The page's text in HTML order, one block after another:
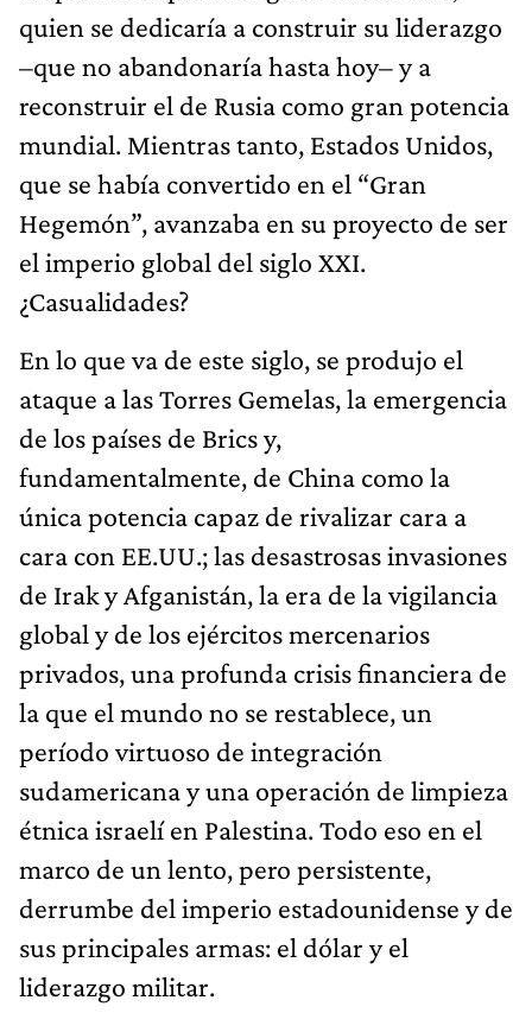
quien se dedicaría a construir su liderazgo
–que no abandonaría hasta hoy– y a
reconstruir el de Rusia como gran potencia
mundial. Mientras tanto, Estados Unidos,
que se había convertido en el “Gran
Hegemón”, avanzaba en su proyecto de ser
el imperio global del siglo XXI.
¿Casualidades?
En lo que va de este siglo, se produjo el
ataque a las Torres Gemelas, la emergencia
de los países de Brics y,
fundamentalmente, de China como la
única potencia capaz de rivalizar cara a
cara con EE.UU.; las desastrosas invasiones
de Irak y Afganistán, la era de la vigilancia
global y de los ejércitos mercenarios
privados, una profunda crisis financiera de
la que el mundo no se restablece, un
período virtuoso de integración
sudamericana y una operación de limpieza
étnica israelí en Palestina. Todo eso en el
marco de un lento, pero persistente,
derrumbe del imperio estadounidense y de
sus principales armas: el dólar y el
liderazgo militar.